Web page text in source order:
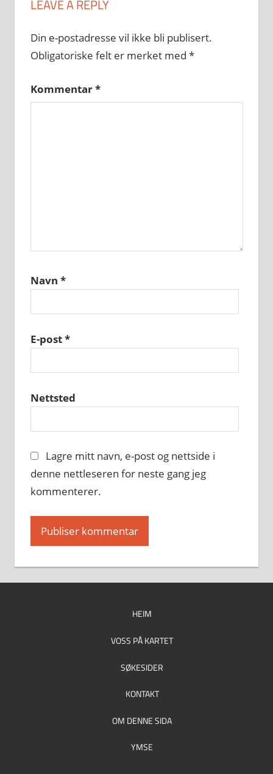
LEAVE A REPLY
Din e-postadresse vil ikke bli publisert.
Obligatoriske felt er merket med *
Kommentar*
Navn *
E-post*
Nettsted
Lagre mitt navn, e-post og nettside i
denne nettleseren for neste gang jeg
kommenterer.
HEIM
VOSS PÅ KARTET
SØKESIDER
KONTAKT
OM DENNE SIDA
YMSE